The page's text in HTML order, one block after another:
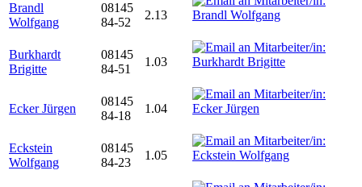
Brandl
Wolfgang
08145
84-52
2.13
Burkhardt
Brigitte
08145
84-51
1.03
Ecker Jürgen
08145
84-18
1.04
Eckstein
Wolfgang
08145
84-23
1.05